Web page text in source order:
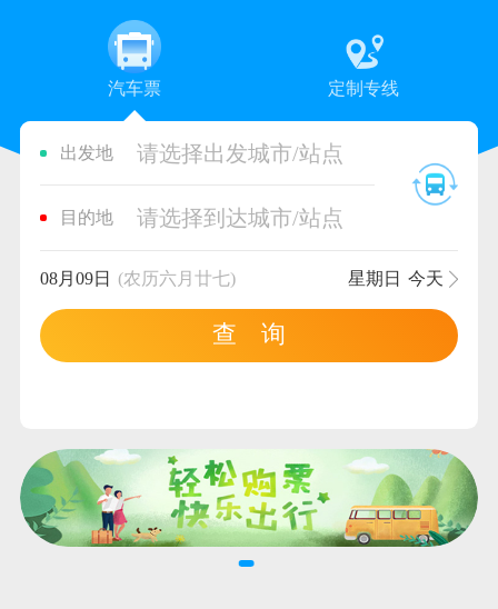
汽车票 定制专线
出发地 请选择出发城市/站点
目的地 请选择到达城市/站点
08月09日 (农历六月廿七) 星期日 今天
查 询